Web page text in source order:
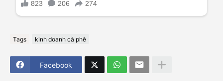
Tags kinh doanh cà phê
Facebook